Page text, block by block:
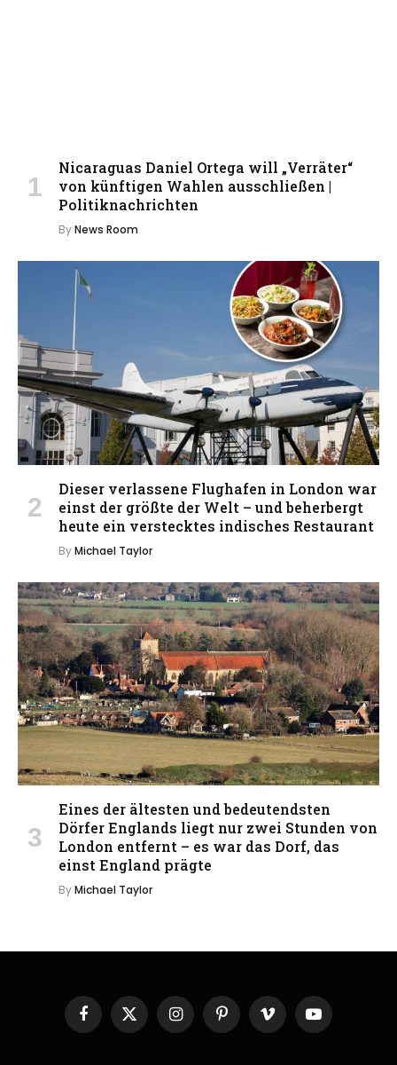
Nicaraguas Daniel Ortega will „Verräter“
von künftigen Wahlen ausschließen |
Politiknachrichten
ByNews Room
Dieser verlassene Flughafen in London war
einst der größte der Welt – und beherbergt
heute ein verstecktes indisches Restaurant
ByMichael Taylor
Eines der ältesten und bedeutendsten
Dörfer Englands liegt nur zwei Stunden von
London entfernt – es war das Dorf, das
einst England prägte
ByMichael Taylor
Facebook
X
(Twitter)
InstagramPinterestVimeo YouTube